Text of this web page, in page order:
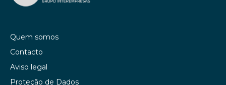
Quem somos
Contacto
Aviso legal
Proteção de Dados